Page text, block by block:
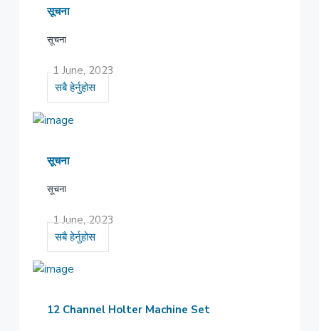
सूचना
सूचना
1 June, 2023
सबै हेर्नुहोस
सूचना
सूचना
1 June, 2023
सबै हेर्नुहोस
12 Channel Holter Machine Set